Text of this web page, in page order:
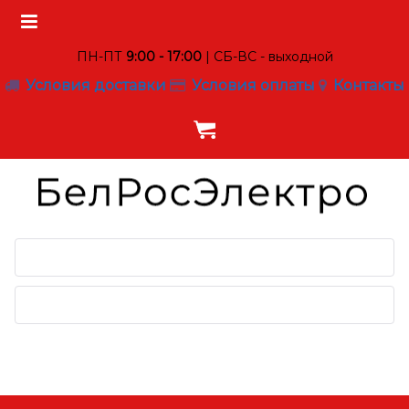
ПН-ПТ 9:00 - 17:00| СБ-ВС - выходной
Условия доставки Условия оплаты Контакты